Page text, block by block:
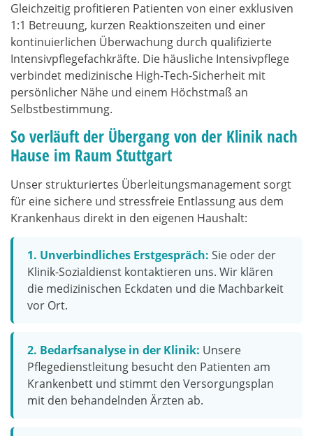
Gleichzeitig profitieren Patienten von einer exklusiven
1:1 Betreuung, kurzen Reaktionszeiten und einer
kontinuierlichen Überwachung durch qualifizierte
Intensivpflegefachkräfte. Die häusliche Intensivpflege
verbindet medizinische High-Tech-Sicherheit mit
persönlicher Nähe und einem Höchstmaß an
Selbstbestimmung.
So verläuft der Übergang von der Klinik nach
Hause im Raum Stuttgart
Unser strukturiertes Überleitungsmanagement sorgt
für eine sichere und stressfreie Entlassung aus dem
Krankenhaus direkt in den eigenen Haushalt:
1. Unverbindliches Erstgespräch: Sie oder der
Klinik-Sozialdienst kontaktieren uns. Wir klären
die medizinischen Eckdaten und die Machbarkeit
vor Ort.
2. Bedarfsanalyse in der Klinik: Unsere
Pflegedienstleitung besucht den Patienten am
Krankenbett und stimmt den Versorgungsplan
mit den behandelnden Ärzten ab.